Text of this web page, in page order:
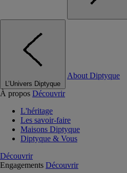
L’Univers Diptyque
About Diptyque
À propos Découvrir
L'héritage
Les savoir-faire
Maisons Diptyque
Diptyque & Vous
Découvrir
Engagements Découvrir